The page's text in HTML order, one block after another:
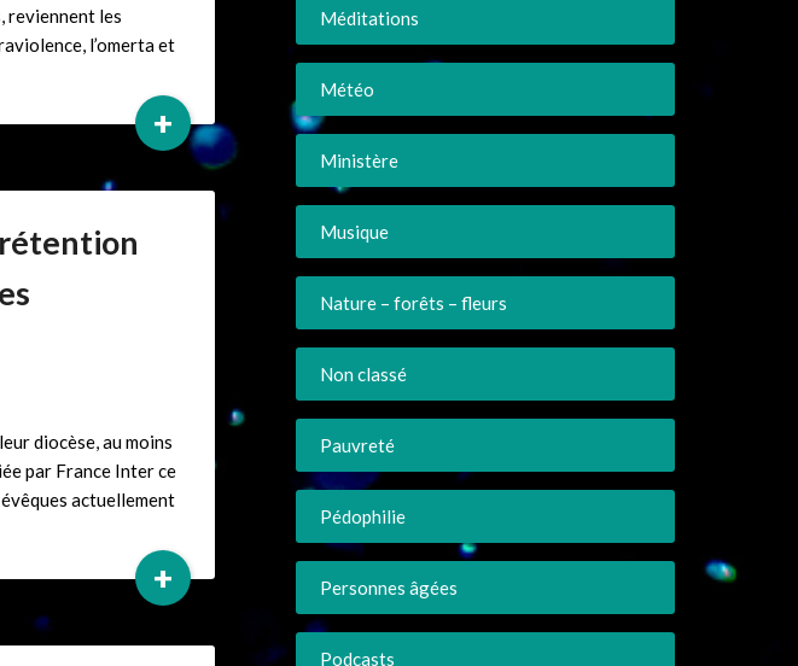
reviennent les
l’omerta et
+
rétention
diocèse, au moins
par France Inter ce
actuellement
+
Méditations
Météo
Ministère
Musique
Nature – forêts – fleurs
Non classé
Pauvreté
Pédophilie
Personnes âgées
Podcasts